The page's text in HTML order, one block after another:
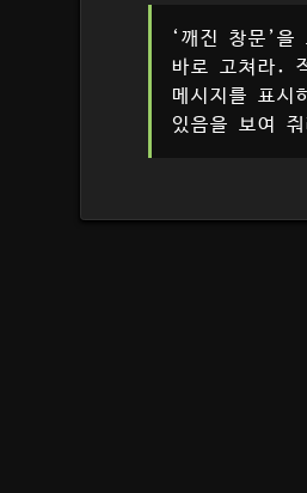
‘깨진 창문’
바로 고쳐라.
메시지를 표
있음을 보여